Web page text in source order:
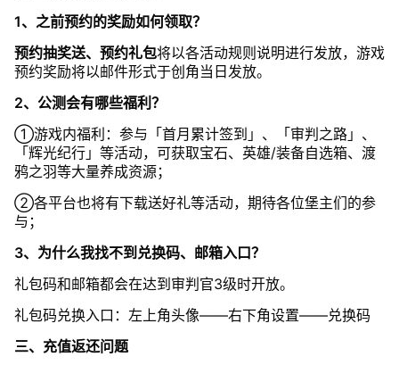
1、之前预约的奖励如何领取？
预约抽奖送、预约礼包将以各活动规则说明进行发放，游戏
预约奖励将以邮件形式于创角当日发放。
2、公测会有哪些福利？
①游戏内福利：参与「首月累计签到」、「审判之路」、
「辉光纪行」等活动，可获取宝石、英雄/装备自选箱、渡
鸦之羽等大量养成资源；
②各平台也将有下载送好礼等活动，期待各位堡主们的参
与；
3、为什么我找不到兑换码、邮箱入口？
礼包码和邮箱都会在达到审判官3级时开放。
礼包码兑换入口：左上角头像——右下角设置——兑换码
三、充值返还问题